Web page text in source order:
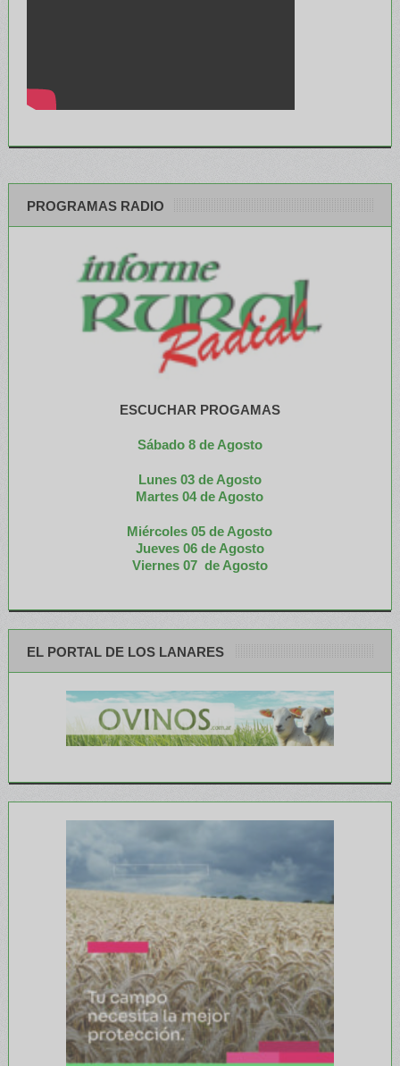
PROGRAMAS RADIO
ESCUCHAR PROGAMAS
Sábado 8 de Agosto
Lunes 03 de Agosto
Martes 04 de Agosto
Miércoles 05 de Agosto
Jueves 06 de Agosto
Viernes 07 de Agosto
EL PORTAL DE LOS LANARES